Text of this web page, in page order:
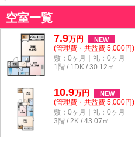
空室一覧
7.9万円 NEW
(管理費・共益費 5,000円)
敷：0ヶ月｜礼：0ヶ月
1階 / 1DK / 30.12㎡
10.9万円 NEW
(管理費・共益費 5,000円)
敷：0ヶ月｜礼：0ヶ月
3階 / 2K / 43.07㎡